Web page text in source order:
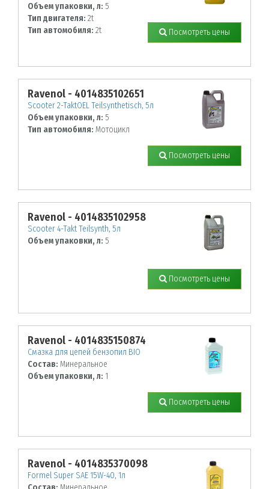
Объем упаковки, л: 5
Тип двигателя: 2t
Тип автомобиля: 2t Посмотреть цены
Ravenol - 4014835102651
Scooter 2-TaktOEL Teilsynthetisch, 5л
Объем упаковки, л: 5
Тип автомобиля: Мотоцикл
Посмотреть цены
Ravenol - 4014835102958
Scooter 4-Takt Teilsynth, 5л
Объем упаковки, л: 5
Посмотреть цены
Ravenol - 4014835150874
Смазка для цепей бензопил BIO
Состав: Минеральное
Объем упаковки, л: 1
Посмотреть цены
Ravenol - 4014835370098
Formel Super SAE 15W-40, 1л